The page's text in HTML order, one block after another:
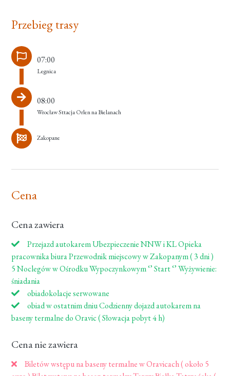
Przebieg trasy
07:00
Legnica
08:00
Wrocław Sttacja Orlen na Bielanach
Zakopane
Cena
Cena zawiera
Przejazd autokarem Ubezpieczenie NNW i KL Opieka
pracownika biura Przewodnik miejscowy w Zakopanym ( 3 dni )
5 Noclegów w Ośrodku Wypoczynkowym ‘’ Start ‘’ Wyżywienie:
śniadania
obiadokolacje serwowane
obiad w ostatnim dniu Codzienny dojazd autokarem na
baseny termalne do Oravic ( Słowacja pobyt 4 h)
Cena nie zawiera
Biletów wstępu na baseny termalne w Oravicach ( około 5